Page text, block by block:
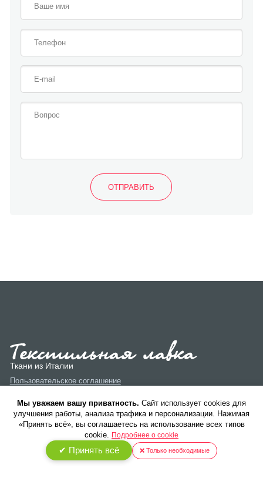
Ткани из Италии
Пользовательское соглашение
Политика конфиденциальности
Мы уважаем вашу приватность. Cайт использует cookies для
улучшения работы, анализа трафика и персонализации. Нажимая
«Принять всё», вы соглашаетесь на использование всех типов
cookie. Подробнее о cookie
✔ Принять всё ❌ Только необходимые